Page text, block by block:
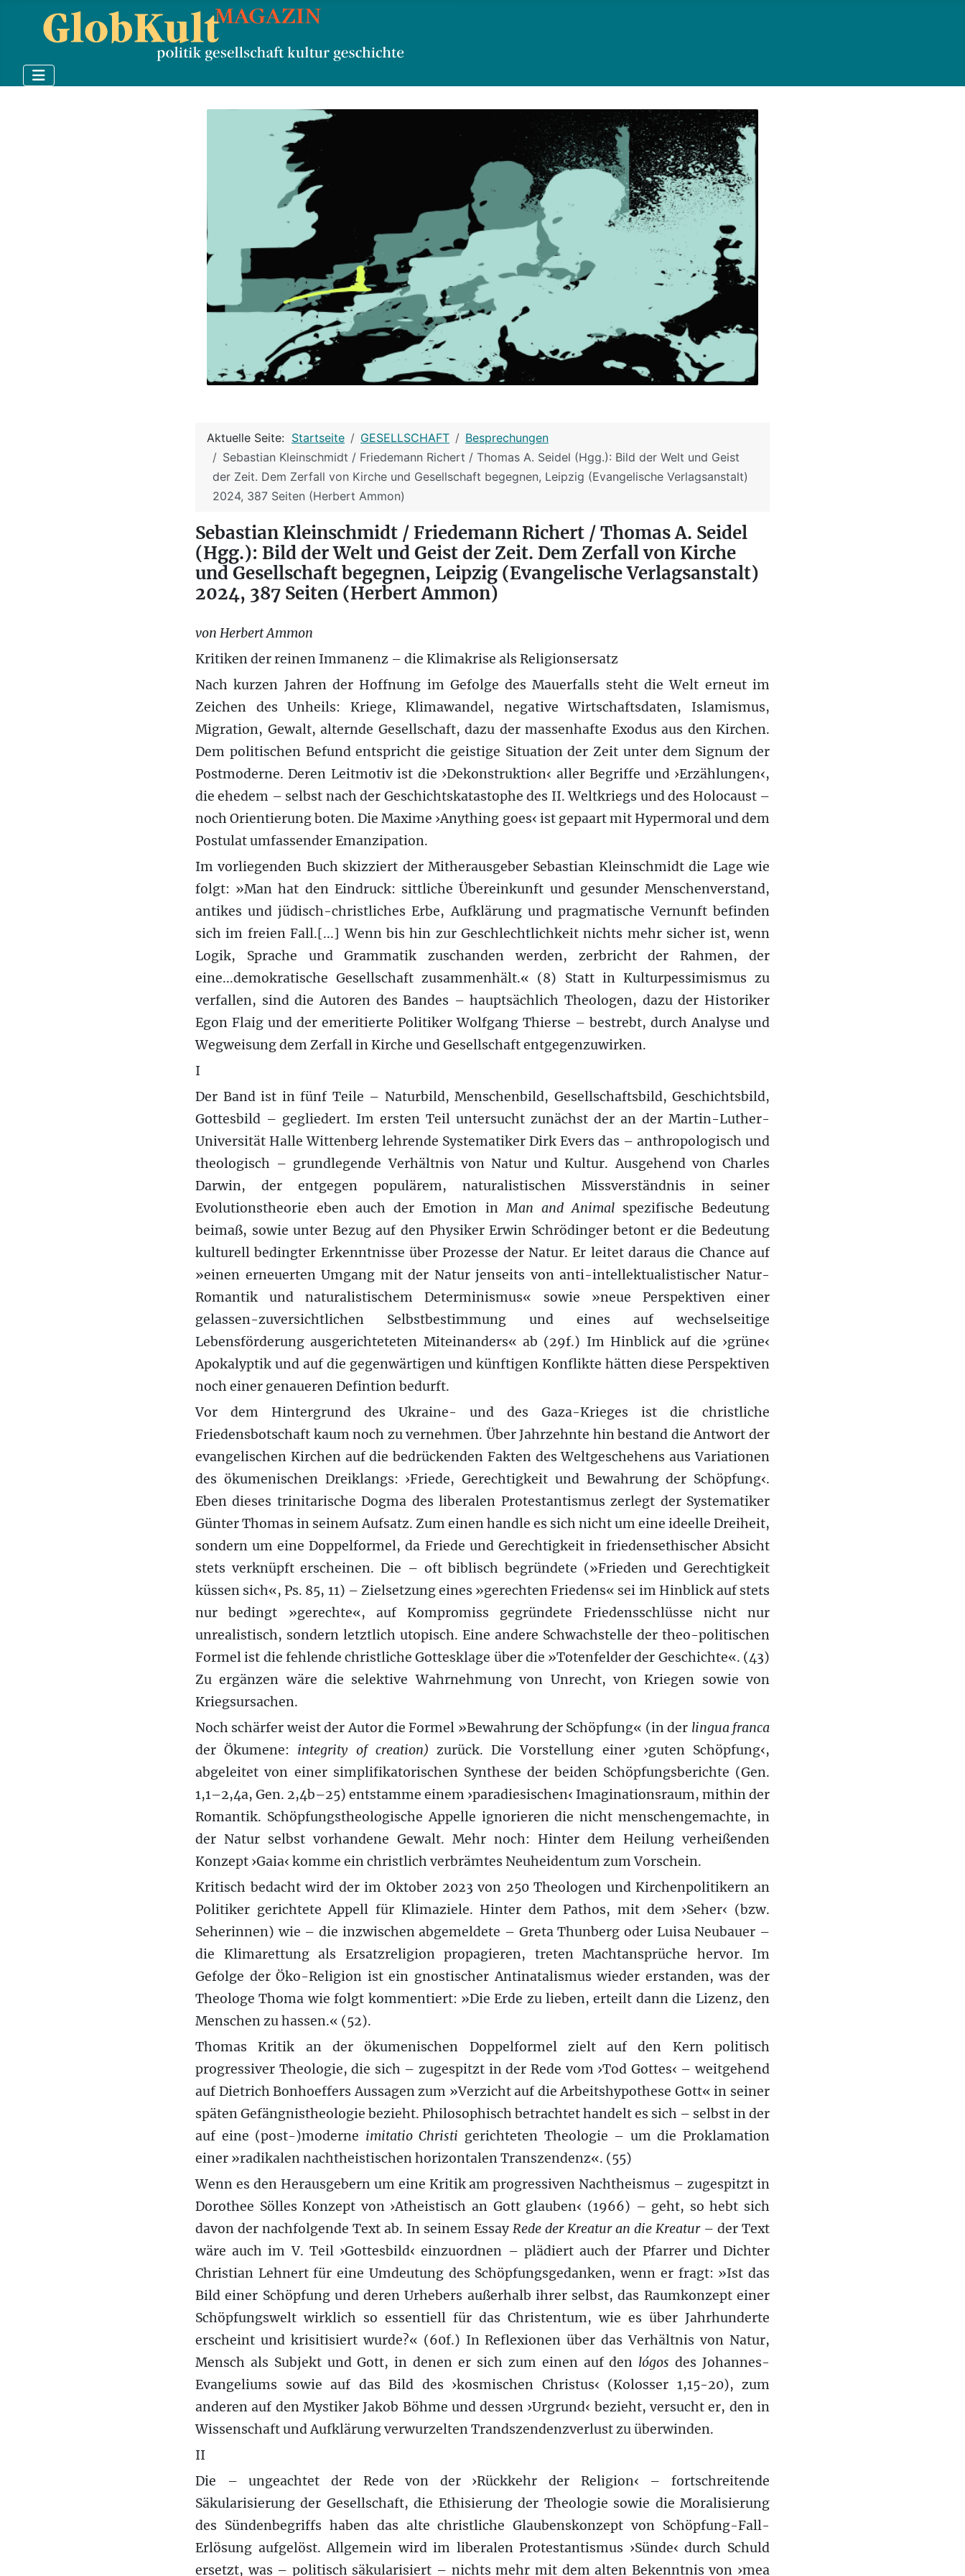
Aktuelle Seite: Startseite GESELLSCHAFT
Besprechungen
Sebastian Kleinschmidt / Friedemann Richert / Thomas A. Seidel (Hgg.): Bild der Welt und Geist
der Zeit. Dem Zerfall von Kirche und Gesellschaft begegnen, Leipzig (Evangelische Verlagsanstalt)
2024, 387 Seiten (Herbert Ammon)
Sebastian Kleinschmidt / Friedemann Richert / Thomas A. Seidel
(Hgg.): Bild der Welt und Geist der Zeit. Dem Zerfall von Kirche
und Gesellschaft begegnen, Leipzig (Evangelische Verlagsanstalt)
2024, 387 Seiten (Herbert Ammon)
von Herbert Ammon
Kritiken der reinen Immanenz – die Klimakrise als Religionsersatz
Nach kurzen Jahren der Hoffnung im Gefolge des Mauerfalls steht die Welt erneut im
Zeichen des Unheils: Kriege, Klimawandel, negative Wirtschaftsdaten, Islamismus,
Migration, Gewalt, alternde Gesellschaft, dazu der massenhafte Exodus aus den Kirchen.
Dem politischen Befund entspricht die geistige Situation der Zeit unter dem Signum der
Postmoderne. Deren Leitmotiv ist die ›Dekonstruktion‹ aller Begriffe und ›Erzählungen‹,
die ehedem – selbst nach der Geschichtskatastophe des II. Weltkriegs und des Holocaust –
noch Orientierung boten. Die Maxime ›Anything goes‹ ist gepaart mit Hypermoral und dem
Postulat umfassender Emanzipation.
Im vorliegenden Buch skizziert der Mitherausgeber Sebastian Kleinschmidt die Lage wie
folgt: »Man hat den Eindruck: sittliche Übereinkunft und gesunder Menschenverstand,
antikes und jüdisch-christliches Erbe, Aufklärung und pragmatische Vernunft befinden
sich im freien Fall.[...] Wenn bis hin zur Geschlechtlichkeit nichts mehr sicher ist, wenn
Logik, Sprache und Grammatik zuschanden werden, zerbricht der Rahmen, der
eine...demokratische Gesellschaft zusammenhält.« (8) Statt in Kulturpessimismus zu
verfallen, sind die Autoren des Bandes – hauptsächlich Theologen, dazu der Historiker
Egon Flaig und der emeritierte Politiker Wolfgang Thierse – bestrebt, durch Analyse und
Wegweisung dem Zerfall in Kirche und Gesellschaft entgegenzuwirken.
I
Der Band ist in fünf Teile – Naturbild, Menschenbild, Gesellschaftsbild, Geschichtsbild,
Gottesbild – gegliedert. Im ersten Teil untersucht zunächst der an der Martin-Luther-
Universität Halle Wittenberg lehrende Systematiker Dirk Evers das – anthropologisch und
theologisch – grundlegende Verhältnis von Natur und Kultur. Ausgehend von Charles
Darwin, der entgegen populärem, naturalistischen Missverständnis in seiner
Evolutionstheorie eben auch der Emotion inMan and Animalspezifische Bedeutung
beimaß, sowie unter Bezug auf den Physiker Erwin Schrödinger betont er die Bedeutung
kulturell bedingter Erkenntnisse über Prozesse der Natur. Er leitet daraus die Chance auf
»einen erneuerten Umgang mit der Natur jenseits von anti-intellektualistischer Natur-
Romantik und naturalistischem Determinismus« sowie »neue Perspektiven einer
gelassen-zuversichtlichen Selbstbestimmung und eines auf wechselseitige
Lebensförderung ausgerichteteten Miteinanders« ab (29f.) Im Hinblick auf die ›grüne‹
Apokalyptik und auf die gegenwärtigen und künftigen Konflikte hätten diese Perspektiven
noch einer genaueren Defintion bedurft.
Vor dem Hintergrund des Ukraine- und des Gaza-Krieges ist die christliche
Friedensbotschaft kaum noch zu vernehmen. Über Jahrzehnte hin bestand die Antwort der
evangelischen Kirchen auf die bedrückenden Fakten des Weltgeschehens aus Variationen
des ökumenischen Dreiklangs: ›Friede, Gerechtigkeit und Bewahrung der Schöpfung‹.
Eben dieses trinitarische Dogma des liberalen Protestantismus zerlegt der Systematiker
Günter Thomas in seinem Aufsatz. Zum einen handle es sich nicht um eine ideelle Dreiheit,
sondern um eine Doppelformel, da Friede und Gerechtigkeit in friedensethischer Absicht
stets verknüpft erscheinen. Die – oft biblisch begründete (»Frieden und Gerechtigkeit
küssen sich«, Ps. 85, 11) – Zielsetzung eines »gerechten Friedens« sei im Hinblick auf stets
nur bedingt »gerechte«, auf Kompromiss gegründete Friedensschlüsse nicht nur
unrealistisch, sondern letztlich utopisch. Eine andere Schwachstelle der theo-politischen
Formel ist die fehlende christliche Gottesklage über die »Totenfelder der Geschichte«. (43)
Zu ergänzen wäre die selektive Wahrnehmung von Unrecht, von Kriegen sowie von
Kriegsursachen.
Noch schärfer weist der Autor die Formel »Bewahrung der Schöpfung« (in der lingua franca
der Ökumene: integrity of creation) zurück. Die Vorstellung einer ›guten Schöpfung‹,
abgeleitet von einer simplifikatorischen Synthese der beiden Schöpfungsberichte (Gen.
1,1–2,4a, Gen. 2,4b–25) entstamme einem ›paradiesischen‹ Imaginationsraum, mithin der
Romantik. Schöpfungstheologische Appelle ignorieren die nicht menschengemachte, in
der Natur selbst vorhandene Gewalt. Mehr noch: Hinter dem Heilung verheißenden
Konzept ›Gaia‹ komme ein christlich verbrämtes Neuheidentum zum Vorschein.
Kritisch bedacht wird der im Oktober 2023 von 250 Theologen und Kirchenpolitikern an
Politiker gerichtete Appell für Klimaziele. Hinter dem Pathos, mit dem ›Seher‹ (bzw.
Seherinnen) wie – die inzwischen abgemeldete – Greta Thunberg oder Luisa Neubauer –
die Klimarettung als Ersatzreligion propagieren, treten Machtansprüche hervor. Im
Gefolge der Öko-Religion ist ein gnostischer Antinatalismus wieder erstanden, was der
Theologe Thoma wie folgt kommentiert: »Die Erde zu lieben, erteilt dann die Lizenz, den
Menschen zu hassen.« (52).
Thomas Kritik an der ökumenischen Doppelformel zielt auf den Kern politisch
progressiver Theologie, die sich – zugespitzt in der Rede vom ›Tod Gottes‹ – weitgehend
auf Dietrich Bonhoeffers Aussagen zum »Verzicht auf die Arbeitshypothese Gott« in seiner
späten Gefängnistheologie bezieht. Philosophisch betrachtet handelt es sich – selbst in der
auf eine (post-)moderne imitatio Christi gerichteten Theologie – um die Proklamation
einer »radikalen nachtheistischen horizontalen Transzendenz«. (55)
Wenn es den Herausgebern um eine Kritik am progressiven Nachtheismus – zugespitzt in
Dorothee Sölles Konzept von ›Atheistisch an Gott glauben‹ (1966) – geht, so hebt sich
davon der nachfolgende Text ab. In seinem Essay Rede der Kreatur an die Kreatur– der Text
wäre auch im V. Teil ›Gottesbild‹ einzuordnen – plädiert auch der Pfarrer und Dichter
Christian Lehnert für eine Umdeutung des Schöpfungsgedanken, wenn er fragt: »Ist das
Bild einer Schöpfung und deren Urhebers außerhalb ihrer selbst, das Raumkonzept einer
Schöpfungswelt wirklich so essentiell für das Christentum, wie es über Jahrhunderte
erscheint und krisitisiert wurde?« (60f.) In Reflexionen über das Verhältnis von Natur,
Mensch als Subjekt und Gott, in denen er sich zum einen auf den lógos des Johannes-
Evangeliums sowie auf das Bild des ›kosmischen Christus‹ (Kolosser 1,15-20), zum
anderen auf den Mystiker Jakob Böhme und dessen ›Urgrund‹ bezieht, versucht er, den in
Wissenschaft und Aufklärung verwurzelten Trandszendenzverlust zu überwinden.
II
Die – ungeachtet der Rede von der ›Rückkehr der Religion‹ – fortschreitende
Säkularisierung der Gesellschaft, die Ethisierung der Theologie sowie die Moralisierung
des Sündenbegriffs haben das alte christliche Glaubenskonzept von Schöpfung-Fall-
Erlösung aufgelöst. Allgemein wird im liberalen Protestantismus ›Sünde‹ durch Schuld
ersetzt, was – politisch säkularisiert – nichts mehr mit dem alten Bekenntnis von ›mea